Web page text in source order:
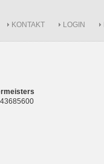
KONTAKT LOGIN